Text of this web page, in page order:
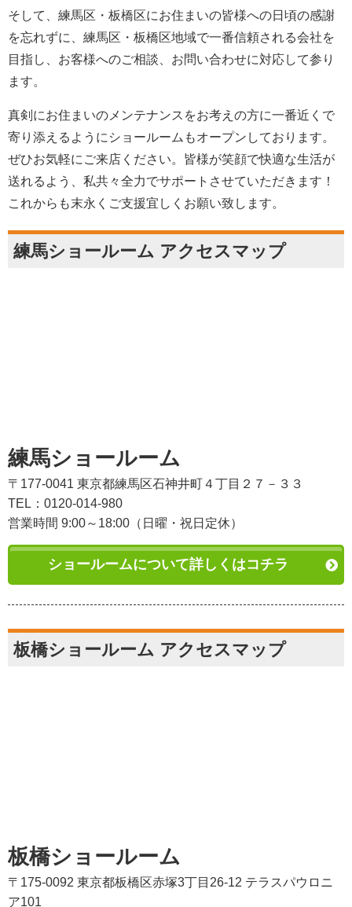
そして、練馬区・板橋区にお住まいの皆様への日頃の感謝
を忘れずに、練馬区・板橋区地域で一番信頼される会社を
目指し、お客様へのご相談、お問い合わせに対応して参り
ます。
真剣にお住まいのメンテナンスをお考えの方に一番近くで
寄り添えるようにショールームもオープンしております。
ぜひお気軽にご来店ください。皆様が笑顔で快適な生活が
送れるよう、私共々全力でサポートさせていただきます！
これからも末永くご支援宜しくお願い致します。
練馬ショールーム アクセスマップ
練馬ショールーム
〒177-0041 東京都練馬区石神井町４丁目２７－３３
TEL：0120-014-980
営業時間 9:00～18:00（日曜・祝日定休）
ショールームについて詳しくはコチラ
板橋ショールーム アクセスマップ
板橋ショールーム
〒175-0092 東京都板橋区赤塚3丁目26-12 テラスパウロニ
ア101